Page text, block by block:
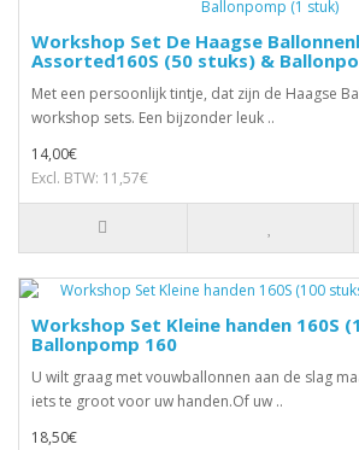
Workshop Set De Haagse
Assorted160S (50 stuks) &
Met een persoonlijk tintje, dat zijn de Haagse
workshop sets. Een bijzonder leuk ..
14,00€
Excl. BTW: 11,57€
Workshop Set Kleine handen 160S
Ballonpomp 160
U wilt graag met vouwballonnen aan de slag
iets te groot voor uw handen.Of uw ..
18,50€